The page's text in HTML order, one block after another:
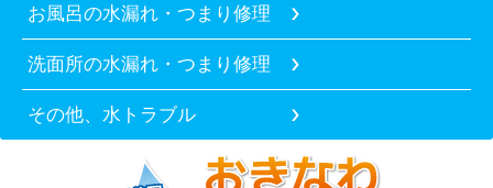
お風呂の水漏れ・つまり修理
洗面所の水漏れ・つまり修理
その他、水トラブル